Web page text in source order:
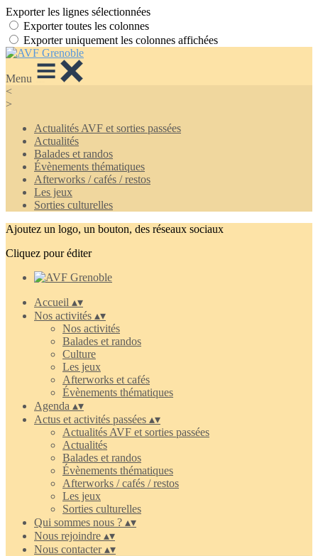
Exporter les lignes sélectionnées
Exporter toutes les colonnes
Exporter uniquement les colonnes affichées
Menu
<
>
Actualités AVF et sorties passées
Actualités
Balades et randos
Évènements thématiques
Afterworks / cafés / restos
Les jeux
Sorties culturelles
Ajoutez un logo, un bouton, des réseaux sociaux
Cliquez pour éditer
Accueil ▴▾
Nos activités ▴▾
Nos activités
Balades et randos
Culture
Les jeux
Afterworks et cafés
Évènements thématiques
Agenda ▴▾
Actus et activités passées ▴▾
Actualités AVF et sorties passées
Actualités
Balades et randos
Évènements thématiques
Afterworks / cafés / restos
Les jeux
Sorties culturelles
Qui sommes nous ? ▴▾
Nous rejoindre ▴▾
Nous contacter▴▾